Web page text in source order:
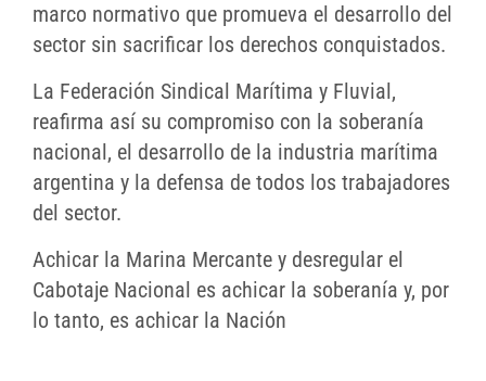
marco normativo que promueva el desarrollo del
sector sin sacrificar los derechos conquistados.
La Federación Sindical Marítima y Fluvial,
reafirma así su compromiso con la soberanía
nacional, el desarrollo de la industria marítima
argentina y la defensa de todos los trabajadores
del sector.
Achicar la Marina Mercante y desregular el
Cabotaje Nacional es achicar la soberanía y, por
lo tanto, es achicar la Nación